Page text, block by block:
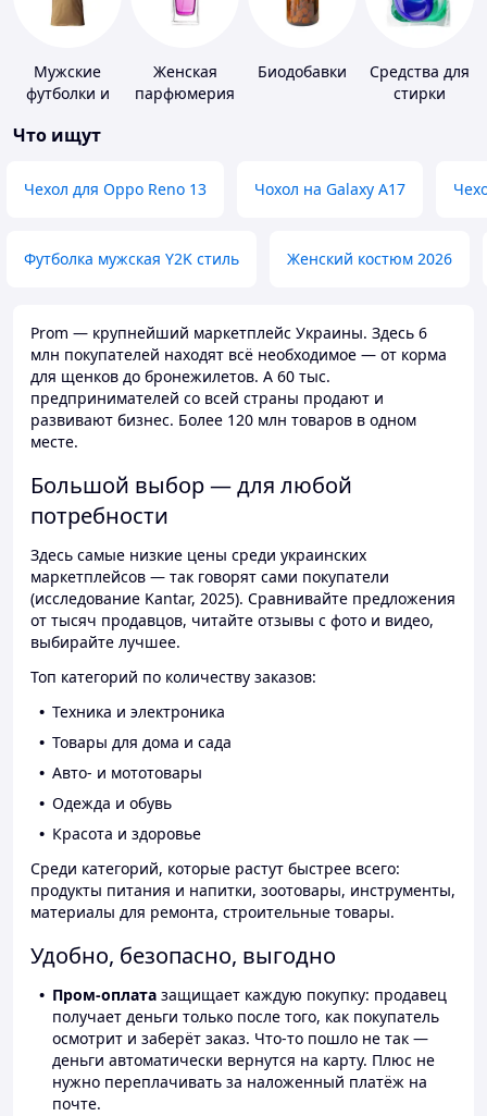
Мужские
футболки и
Женская
парфюмерия
Биодобавки
Средства для
стирки
Что ищут
Чехол для Oppo Reno 13 Чохол на Galaxy A17
Футболка мужская Y2K стиль Женский костюм 2026
Prom — крупнейший маркетплейс Украины. Здесь 6
млн покупателей находят всё необходимое — от корма
для щенков до бронежилетов. А 60 тыс.
предпринимателей со всей страны продают и
развивают бизнес. Более 120 млн товаров в одном
месте.
Большой выбор — для любой
потребности
Здесь самые низкие цены среди украинских
маркетплейсов — так говорят сами покупатели
(исследование Kantar, 2025). Сравнивайте предложения
от тысяч продавцов, читайте отзывы с фото и видео,
выбирайте лучшее.
Топ категорий по количеству заказов:
Техника и электроника
Товары для дома и сада
Авто- и мототовары
Одежда и обувь
Красота и здоровье
Среди категорий, которые растут быстрее всего:
продукты питания и напитки, зоотовары, инструменты,
материалы для ремонта, строительные товары.
Удобно, безопасно, выгодно
Пром-оплата защищает каждую покупку: продавец
получает деньги только после того, как покупатель
осмотрит и заберёт заказ. Что-то пошло не так —
деньги автоматически вернутся на карту. Плюс не
нужно переплачивать за наложенный платёж на
почте.